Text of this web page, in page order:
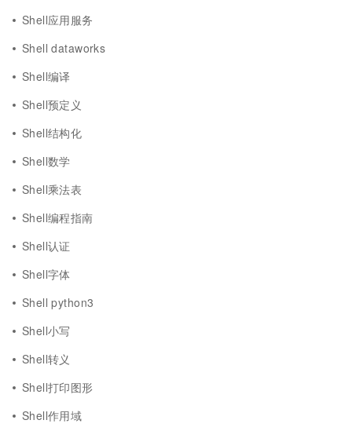
Shell应用服务
Shell dataworks
Shell编译
Shell预定义
Shell结构化
Shell数学
Shell乘法表
Shell编程指南
Shell认证
Shell字体
Shell python3
Shell小写
Shell转义
Shell打印图形
Shell作用域